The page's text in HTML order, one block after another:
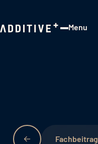
Menu
Fachbeitrag